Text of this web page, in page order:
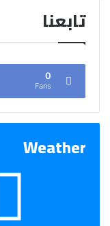
تابعنا
0
Fans
Weather